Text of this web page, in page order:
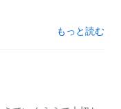
もっと読む